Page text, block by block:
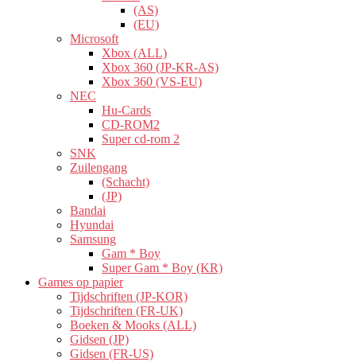
(AS)
(EU)
Microsoft
Xbox (ALL)
Xbox 360 (JP-KR-AS)
Xbox 360 (VS-EU)
NEC
Hu-Cards
CD-ROM2
Super cd-rom 2
SNK
Zuilengang
(Schacht)
(JP)
Bandai
Hyundai
Samsung
Gam * Boy
Super Gam * Boy (KR)
Games op papier
Tijdschriften (JP-KOR)
Tijdschriften (FR-UK)
Boeken & Mooks (ALL)
Gidsen (JP)
Gidsen (FR-US)